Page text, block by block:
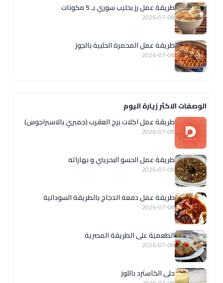
طريقة عمل رز بحليب سوري بـ 5 مكونات
2026-07-08
طريقة عمل المحمرة الحلبية بالجوز
2026-07-08
الوصفات الاكثر زيارة اليوم
طريقة عمل اكلات برج العقرب (جمبري بالاسبراجوس)
2026-07-08
طريقة عمل الحسو البحريني و بهاراته
2026-07-08
طريقة عمل دمعة الدجاج بالطريقة السودانية
2026-07-08
الطعمية على الطريقة المصرية
2026-07-08
حلى الكاسترد باللوز